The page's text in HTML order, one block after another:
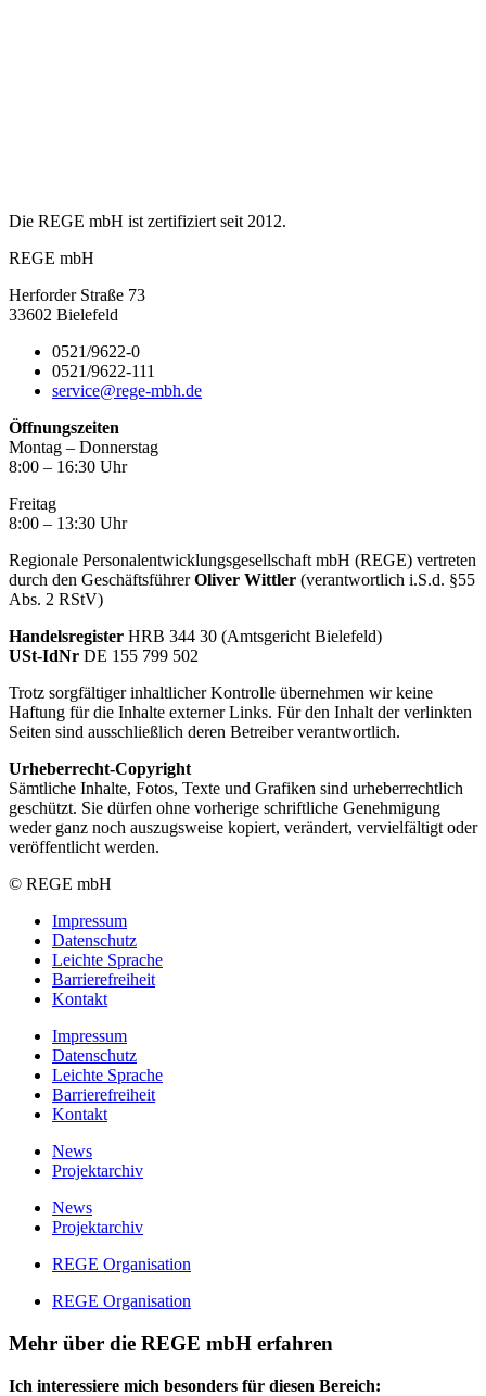
Die REGE mbH ist zertifiziert seit 2012.
REGE mbH
Herforder Straße 73
33602 Bielefeld
0521/9622-0
0521/9622-111
service@rege-mbh.de
Öffnungszeiten
Montag – Donnerstag
8:00 – 16:30 Uhr
Freitag
8:00 – 13:30 Uhr
Regionale Personalentwicklungsgesellschaft mbH (REGE) vertreten
durch den GeschäftsführerOliver Wittler (verantwortlich i.S.d. §55
Abs. 2 RStV)
Handelsregister HRB 344 30 (Amtsgericht Bielefeld)
USt-IdNr DE 155 799 502
Trotz sorgfältiger inhaltlicher Kontrolle übernehmen wir keine
Haftung für die Inhalte externer Links. Für den Inhalt der verlinkten
Seiten sind ausschließlich deren Betreiber verantwortlich.
Urheberrecht-Copyright
Sämtliche Inhalte, Fotos, Texte und Grafiken sind urheberrechtlich
geschützt. Sie dürfen ohne vorherige schriftliche Genehmigung
weder ganz noch auszugsweise kopiert, verändert, vervielfältigt oder
veröffentlicht werden.
© REGE mbH
Impressum
Datenschutz
Leichte Sprache
Barrierefreiheit
Kontakt
Impressum
Datenschutz
Leichte Sprache
Barrierefreiheit
Kontakt
News
Projektarchiv
News
Projektarchiv
REGE Organisation
REGE Organisation
Mehr über die REGE mbH erfahren
Ich interessiere mich besonders für diesen Bereich: